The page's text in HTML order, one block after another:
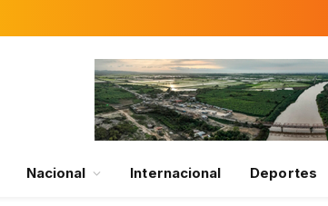
Nacional Internacional Deportes